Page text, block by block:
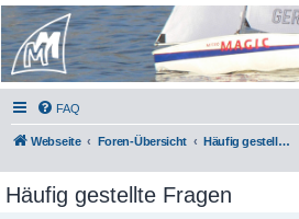
Micro Magic Forum
Deutschland
FAQ
Webseite Foren-Übersicht Häufig gestellte Fragen
Häufig gestellte Fragen